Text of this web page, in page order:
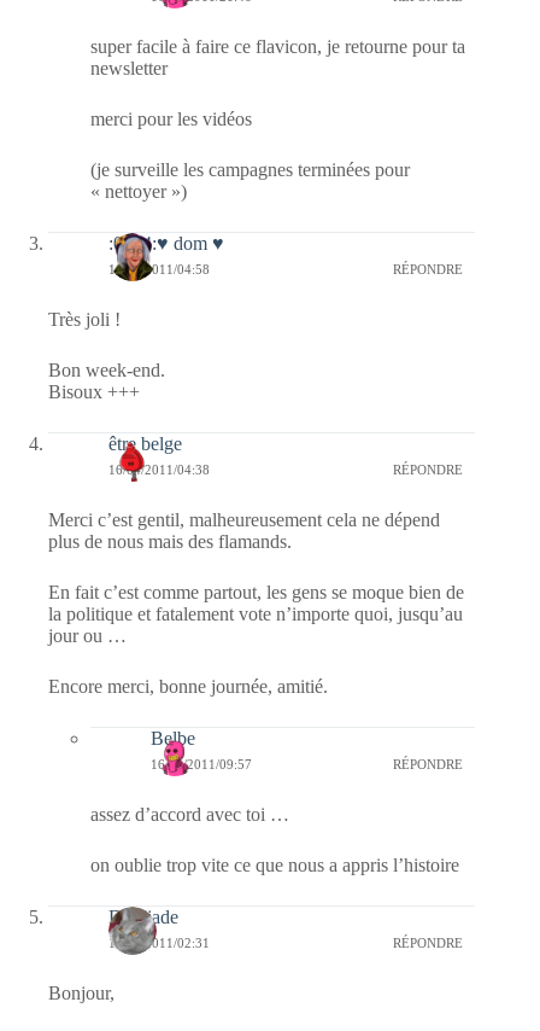
super facile à faire ce flavicon, je retourne pour ta
newsletter
merci pour les vidéos
(je surveille les campagnes terminées pour
« nettoyer »)
:0014:♥ dom ♥
16/04/2011/04:58 RÉPONDRE
Très joli !
Bon week-end.
Bisoux +++
être belge
16/04/2011/04:38 RÉPONDRE
Merci c’est gentil, malheureusement cela ne dépend
plus de nous mais des flamands.
En fait c’est comme partout, les gens se moque bien de
la politique et fatalement vote n’importe quoi, jusqu’au
jour ou …
Encore merci, bonne journée, amitié.
Belbe
16/04/2011/09:57 RÉPONDRE
assez d’accord avec toi …
on oublie trop vite ce que nous a appris l’histoire
Domjade
16/04/2011/02:31 RÉPONDRE
Bonjour,